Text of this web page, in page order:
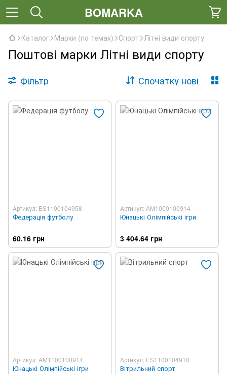
BOMARKA
Каталог Марки (по темах) Спорт Літні види спорту
Поштові марки Літні види спорту
Фільтр Спочатку нові
Артикул: ES1100104958
Федерація футболу
60.16 грн
Артикул: AM1000100914
Юнацькі Олімпійські ігри
3 404.64 грн
Артикул: AM1100100914
Юнацькі Олімпійські ігри
Артикул: ES1100104910
Вітрильний спорт